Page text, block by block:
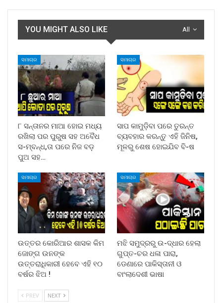
All
YOU MIGHT ALSO LIKE
ସମାଚାର
୮ ସନ୍ତାନର ମାଆ ହୋଇ ମଧ୍ୟ
ରଖିଲା ପର ପୁରୁଷ ସହ ଅବୈଧ
ସ-ମ୍ବନ୍ଧ,ତା ପରେ ନିଜ ବଡ଼
ପୁଅ ସହ…
ସମାଚାର
ସାପ କାମୁଡ଼ିବା ପରେ ତୁରନ୍ତ
ବ୍ୟବହାର କରନ୍ତୁ ଏହି ଜିନିଷ,
ମୂଳରୁ ଶେଷ ହୋଇଯିବ ବି-ଷ
ସମାଚାର
ଉତ୍ତର କୋରିଆର ଶାସକ କିମ
ଜୋଙ୍ଗ ଉନଙ୍କ
ଉତ୍ତରାଧିକାରୀ ହେବେ ଏହି ୧୦
ବର୍ଷର ଝିଅ !
ସମାଚାର
ମଝି ସମୁଦ୍ରରୁ ଉ-ଦ୍ଧାର ହେଲା
ଗୁପ୍ତ-ଚର ଧଳା ପାରା,
ଡେଣାରେ ପାକିସ୍ତାନୀ ଓ
ବାଂଲାଦେଶୀ ଭାଷା
PREV NEXT